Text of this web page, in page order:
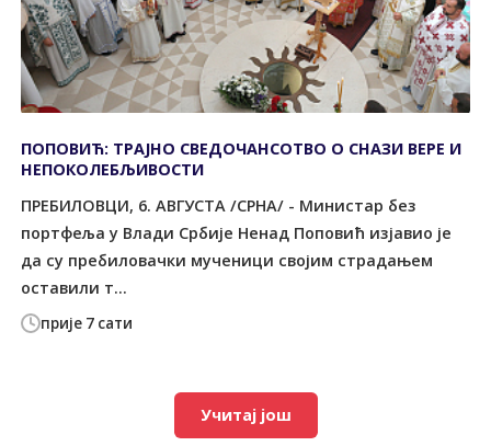
прије 7 сати
ПОПОВИЋ: ТРАЈНО СВЕДОЧАНСОТВО О СНАЗИ ВЕРЕ И
НЕПОКОЛЕБЉИВОСТИ
ПРЕБИЛОВЦИ, 6. АВГУСТА /СРНА/ - Министар без
портфеља у Влади Србије Ненад Поповић изјавио је
да су пребиловачки мученици својим страдањем
оставили т...
Учитај још